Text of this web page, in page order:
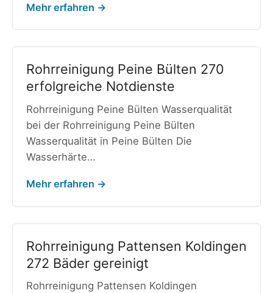
Mehr erfahren →
Rohrreinigung Peine Bülten 270
erfolgreiche Notdienste
Rohrreinigung Peine Bülten Wasserqualität
bei der Rohrreinigung Peine Bülten
Wasserqualität in Peine Bülten Die
Wasserhärte…
Mehr erfahren →
Rohrreinigung Pattensen Koldingen
272 Bäder gereinigt
Rohrreinigung Pattensen Koldingen